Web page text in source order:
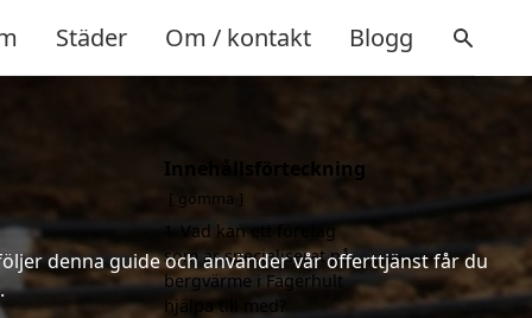
Städer Om / kontakt Blogg
denna guide och använder vår offerttjänst får du
Innehållsförteckning
gömma
1 Vad kan ett företag
som är specialiserat på
bergvärme i Fagerhult
hjälpa till med?